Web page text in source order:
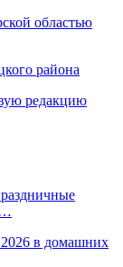
областью
района
редакцию
в домашних